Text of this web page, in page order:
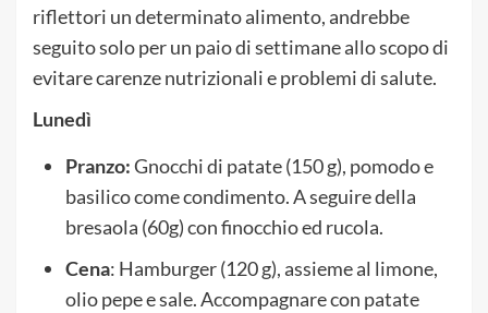
riflettori un determinato alimento, andrebbe
seguito solo per un paio di settimane allo scopo di
evitare carenze nutrizionali e problemi di salute.
Lunedì
Pranzo:Gnocchi di patate (150 g), pomodo e
basilico come condimento. A seguire della
bresaola (60g) con finocchio ed rucola.
Cena: Hamburger (120 g), assieme al limone,
olio pepe e sale. Accompagnare con patate